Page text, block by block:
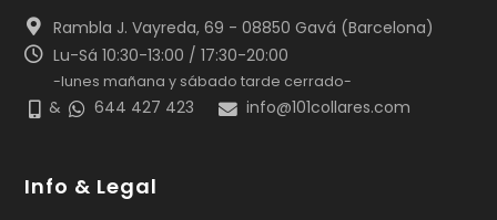
Rambla J. Vayreda, 69 - 08850 Gavá (Barcelona)
Lu-Sá 10:30-13:00 / 17:30-20:00
-lunes mañana y sábado tarde cerrado-
& 644 427 423 info@101collares.com
Info & Legal